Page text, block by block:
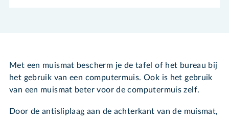
Met een muismat bescherm je de tafel of het bureau bij
het gebruik van een computermuis. Ook is het gebruik
van een muismat beter voor de computermuis zelf.
Door de antisliplaag aan de achterkant van de muismat,